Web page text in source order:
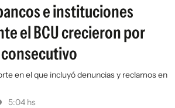
e instituciones
el BCU crecieron por
en el que incluyó denuncias y reclamos en
5:04 hs